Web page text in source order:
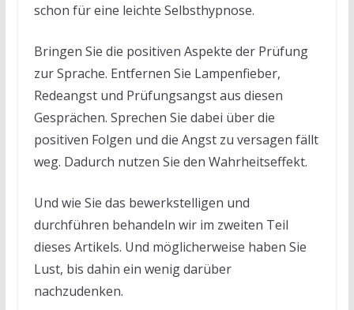
schon für eine leichte Selbsthypnose.
Bringen Sie die positiven Aspekte der Prüfung
zur Sprache. Entfernen Sie Lampenfieber,
Redeangst und Prüfungsangst aus diesen
Gesprächen. Sprechen Sie dabei über die
positiven Folgen und die Angst zu versagen fällt
weg. Dadurch nutzen Sie den Wahrheitseffekt.
Und wie Sie das bewerkstelligen und
durchführen behandeln wir im zweiten Teil
dieses Artikels. Und möglicherweise haben Sie
Lust, bis dahin ein wenig darüber
nachzudenken.